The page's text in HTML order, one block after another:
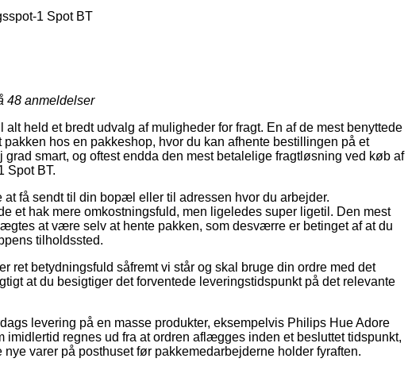
1 Spot BT
48 anmeldelser
held et bredt udvalg af muligheder for fragt. En af de mest benyttede
hos en pakkeshop, hvor du kan afhente bestillingen på et
smart, og oftest endda den mest betalelige fragtløsning ved køb af
Spot BT.
få sendt til din bopæl eller til adressen hvor du arbejder.
et hak mere omkostningsfuld, men ligeledes super ligetil. Den mest
at være selv at hente pakken, som desværre er betinget af at du
tilholdssted.
ret betydningsfuld såfremt vi står og skal bruge din ordre med det
at du besigtiger det forventede leveringstidspunkt på det relevante
levering på en masse produkter, eksempelvis Philips Hue Adore
imidlertid regnes ud fra at ordren aflægges inden et besluttet tidspunkt,
varer på posthuset før pakkemedarbejderne holder fyraften.